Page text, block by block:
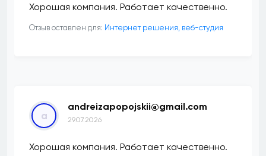
Хорошая компания. Работает качественно.
Отзыв оставлен для: Интернет решения, веб-студия
a
andreizapopojskii@gmail.com
29.07.2026
Хорошая компания. Работает качественно.